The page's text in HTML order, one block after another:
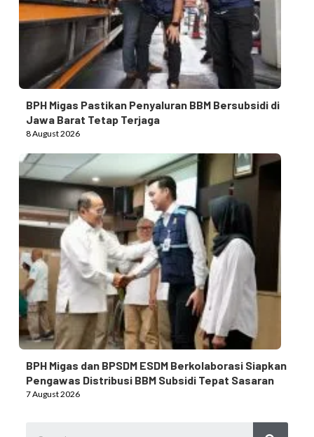
BPH Migas Pastikan Penyaluran BBM Bersubsidi di
Jawa Barat Tetap Terjaga
8 August 2026
BPH Migas dan BPSDM ESDM Berkolaborasi Siapkan
Pengawas Distribusi BBM Subsidi Tepat Sasaran
7 August 2026